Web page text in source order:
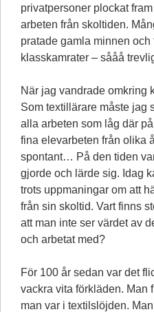
privatpersoner plockat
arbeten från skoltiden.
pratade gamla minnen och
klasskamrater – sååå
När jag vandrade omkring
Som textillärare måste jag
alla arbeten som låg där
fina elevarbeten från olika
spontant… På den tiden
gjorde och lärde sig. Idag
trots uppmaningar om att
från sin skoltid. Vart finns
att man inte ser värdet av
och arbetat med?
För 100 år sedan var det
vackra vita förkläden. Man
man var i textilslöjden.